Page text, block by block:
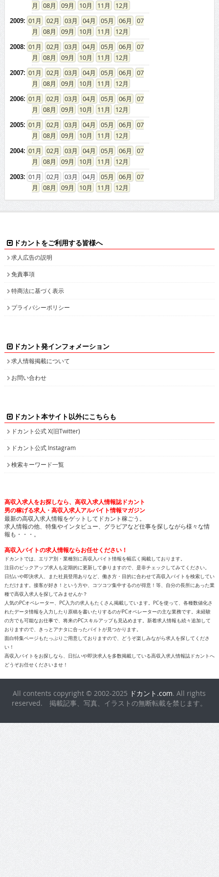
08
09 10 11
12
2009: 01 02 03 04 05 06
07
08
09 10 11
12
2008: 01 02 03 04 05 06
07
08
09 10 11
12
2007: 01 02 03 04 05 06
07
08
09 10 11
12
2006: 01 02 03 04 05 06
07
08
09 10 11
12
2005: 01 02 03 04 05 06
07
08
09 10 11
12
2004: 01 02 03 04 05 06
07
08
09 10 11
12
2003: 01 02 03 04 05 06
07
08
09 10 11 12
ドカントをご利用する皆様へ
求人広告の説明
免責事項
特商法に基づく表示
プライバシーポリシー
ドカント発インフォメーション
求人情報掲載について
お問い合わせ
ドカント本サイト以外にこちらも
ドカント公式 X(旧Twitter)
ドカント公式 Instagram
検索キーワード一覧
高収入求人をお探しなら、高収入求人情報誌ドカント
男の稼げる求人・高収入求人アルバイト情報マガジン
最新の高収入求人情報をゲットしてドカント稼ごう。
求人情報の他、特集やインタビュー、グラビアなど仕事を探しながら様々な情
報も・・・。
高収入バイトの求人情報ならお任せください！
ドカントでは、エリア別・業種別に高収入バイト情報を幅広く掲載しております。
注目のピックアップ求人も定期的に更新して参りますので、是非チェックしてみてください。
日払いや即決求人、また社員登用ありなど、働き方・目的に合わせて高収入バイトを検索してい
ただけます。接客が好き！という方や、コツコツ集中するのが得意！等、自分の長所にあった業
種で高収入求人を探してみませんか？
人気のPCオペレーター、PC入力の求人もたくさん掲載しています。PCを使って、各種数値化さ
れたデータ情報を入力したり原稿を書いたりするのがPCオペレーターの主な業務です。未経験
の方でも可能なお仕事で、将来のPCスキルアップも見込めます。新着求人情報も続々追加して
おりますので、きっとアナタに合ったバイトが見つかります。
面白特集ページもたっぷりご用意しておりますので、どうぞ楽しみながら求人を探してくださ
い！
高収入バイトをお探しなら、日払いや即決求人を多数掲載している高収入求人情報誌ドカントへ
どうぞお任せくださいませ！
All contents copyright © 2002-2025 ドカント.com. All rights
reserved. 掲載記事、写真、イラストの無断転載を禁じます。